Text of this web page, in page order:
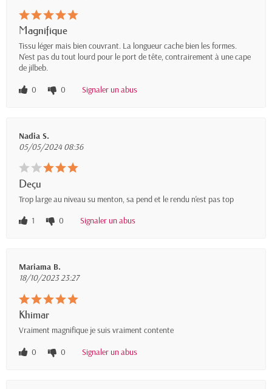
Magnifique
Tissu léger mais bien couvrant. La longueur cache bien les formes.
N'est pas du tout lourd pour le port de tête, contrairement à une cape
de jilbeb.
0
0 Signaler un abus
Nadia S.
05/05/2024 08:36
Deçu
Trop large au niveau su menton, sa pend et le rendu n'est pas top
1
0 Signaler un abus
Mariama B.
18/10/2023 23:27
Khimar
Vraiment magnifique je suis vraiment contente
0
0 Signaler un abus